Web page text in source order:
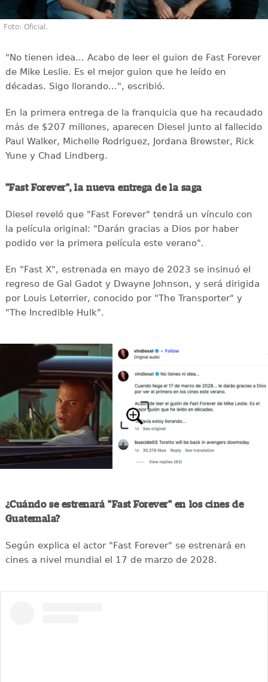
Foto: Oficial.
"No tienen idea... Acabo de leer el guion de Fast Forever
de Mike Leslie. Es el mejor guion que he leído en
décadas. Sigo llorando...", escribió.
En la primera entrega de la franquicia que ha recaudado
más de $207 millones, aparecen Diesel junto al fallecido
Paul Walker, Michelle Rodriguez, Jordana Brewster, Rick
Yune y Chad Lindberg.
"Fast Forever", la nueva entrega de la saga
Diesel reveló que "Fast Forever" tendrá un vínculo con
la película original: "Darán gracias a Dios por haber
podido ver la primera película este verano".
En "Fast X", estrenada en mayo de 2023 se insinuó el
regreso de Gal Gadot y Dwayne Johnson, y será dirigida
por Louis Leterrier, conocido por "The Transporter" y
"The Incredible Hulk".
¿Cuándo se estrenará "Fast Forever" en los cines de
Guatemala?
Según explica el actor "Fast Forever" se estrenará en
cines a nivel mundial el 17 de marzo de 2028.